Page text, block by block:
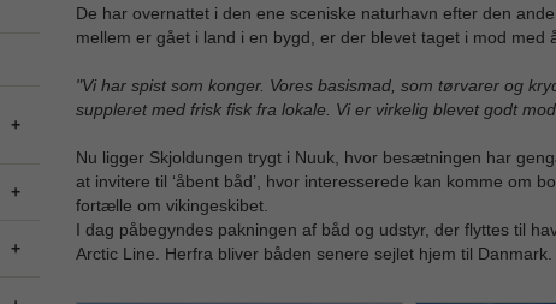
De har overnattet i den ene sceniske naturhavn efter den
mellem er gået i land i en bygd, er der blevet taget i mod med
"Vi har spist som konger. Vores basismad, som tørvarer og
suppleret med frisk fisk fra lokale. Vi er virkelig blevet godt
Nu ligger Skjoldungen trygt i Nuuk, hvor besætningen har
at invitere til ‘åbent båd’, hvor interesserede kan komme om
fortælle om vikingeskibet.
I dag påbegyndes pakningen af båd og udstyr, der flyttes til
Arctic Line. Herfra bliver båden senere sejlet hjem til Danmark.